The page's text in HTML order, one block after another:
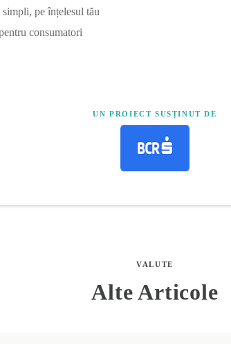
pe înțelesul tău
consumatori
UN PROIECT SUSȚINUT DE
VALUTE
Alte Articole